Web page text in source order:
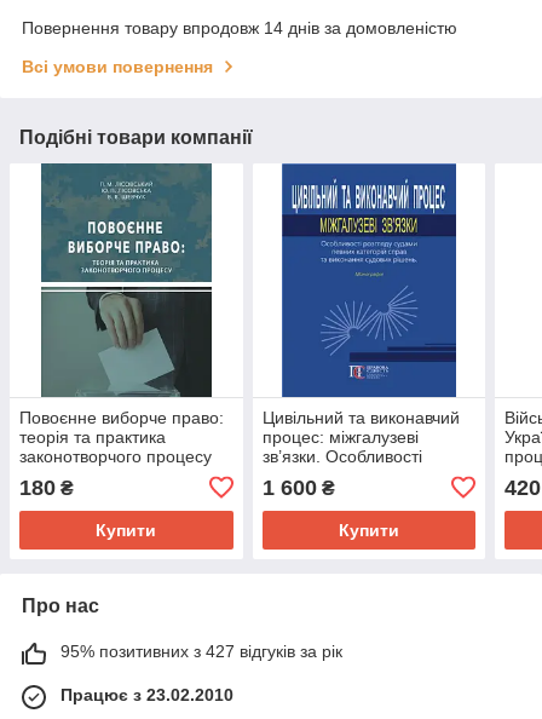
Повернення товару впродовж 14 днів за домовленістю
Всі умови повернення
Подібні товари компанії
Повоєнне виборче право:
теорія та практика
законотворчого процесу
Лісовський П.М. Лісовська
Ю.П.
180 ₴
Купити
Цивільний та виконавчий
процес: міжгалузеві
зв’язки. Особливості
розгляду судами певних
категорій справ та
виконання судових
1 600₴
Купити
420
Про нас
95% позитивних з 427 відгуків за рік
Працює з 23.02.2010